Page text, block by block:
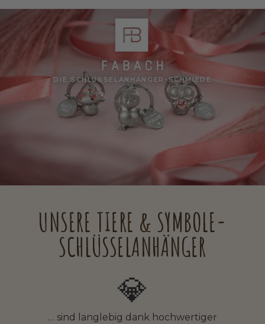
DIE SCHLÜSSELANHÄNGER-SCHMIEDE
UNSERE TIERE & SYMBOLE-
SCHLÜSSELANHÄNGER
💎
… sind langlebig dank hochwertiger